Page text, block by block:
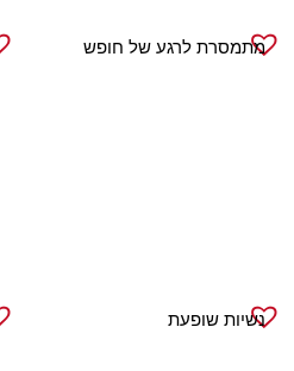
מתמסרת לרגע של חופש
נשיות שופעת